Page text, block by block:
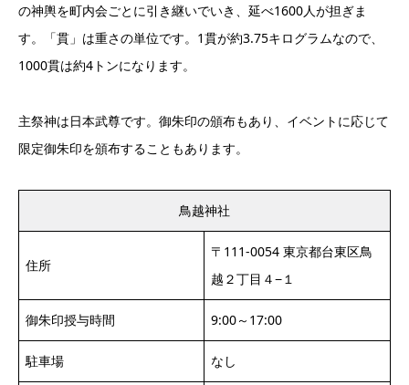
の神輿を町内会ごとに引き継いでいき、延べ1600人が担ぎま
す。「貫」は重さの単位です。1貫が約3.75キログラムなので、
1000貫は約4トンになります。
主祭神は日本武尊です。御朱印の頒布もあり、イベントに応じて
限定御朱印を頒布することもあります。
鳥越神社
住所
〒111-0054 東京都台東区鳥
越２丁目４−１
御朱印授与時間 9:00～17:00
駐車場 なし